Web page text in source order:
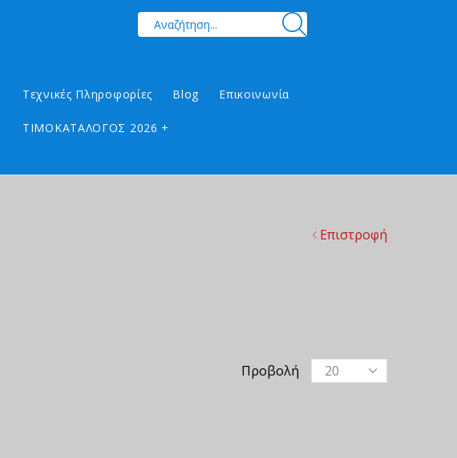
Τεχνικές Πληροφορίες Blog Επικοινωνία
ΤΙΜΟΚΑΤΑΛΟΓΟΣ 2026 +
Επιστροφή
Προβολή